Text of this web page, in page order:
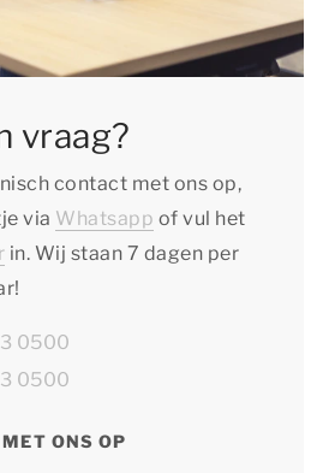
vraag?
contact met ons op,
via Whatsapp of vul het
in. Wij staan 7 dagen per
0500
0500
ONS OP